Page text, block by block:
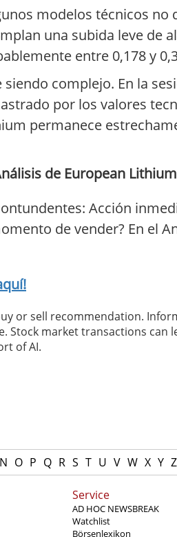
modelos técnicos
una subida leve de
entre 0,178 y
complejo. En la
por los valores
permanece
de European
Acción
de vender? En el
or sell recommendation.
market transactions can
of AI.
N O P Q R S T U V W X Y Z
Service
AD HOC NEWSBREAK
Watchlist
Börsenlexikon